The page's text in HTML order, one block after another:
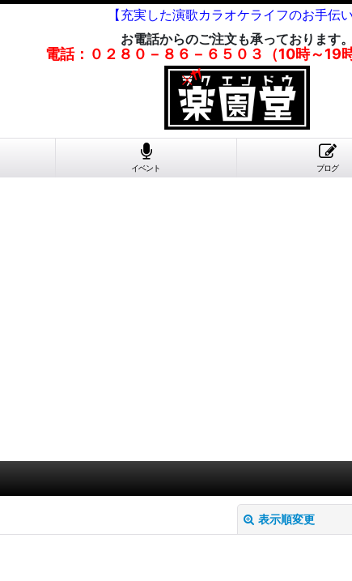
【充実した演歌カラオケライフのお手伝い
お電話からのご注文も承っております。
電話：０２８０－８６－６５０３（10時～19
イベント ブログ
表示順変更